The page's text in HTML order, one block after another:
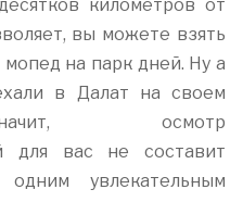
километров от
вы можете взять
на парк дней. Ну а
в Далат на своем
осмотр
для вас не составит
увлекательным